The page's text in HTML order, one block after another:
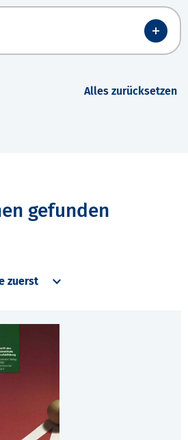
Alles zurücksetzen
gefunden